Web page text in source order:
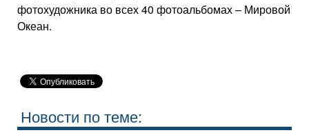
фотохудожника во всех 40 фотоальбомах – Мировой
Океан.
Новости по теме: